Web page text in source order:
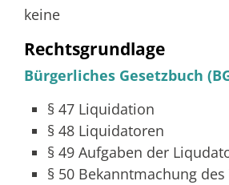
keine
Rechtsgrundlage
Bürgerliches Gesetzbuch
§ 47 Liquidation
§ 48 Liquidatoren
§ 49 Aufgaben der
§ 50 Bekanntmachung